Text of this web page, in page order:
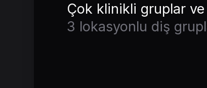
Çok klinikli gruplar ve
3 lokasyonlu diş